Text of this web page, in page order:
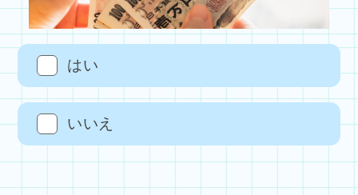
はい
いいえ